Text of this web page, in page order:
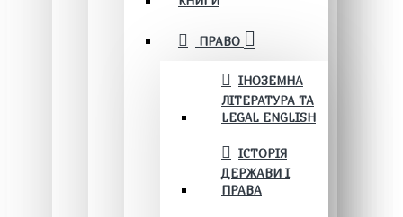
ПРАВО
ІНОЗЕМНА
ЛІТЕРАТУРА ТА
LEGAL ENGLISH
ІСТОРІЯ
ДЕРЖАВИ І
ПРАВА